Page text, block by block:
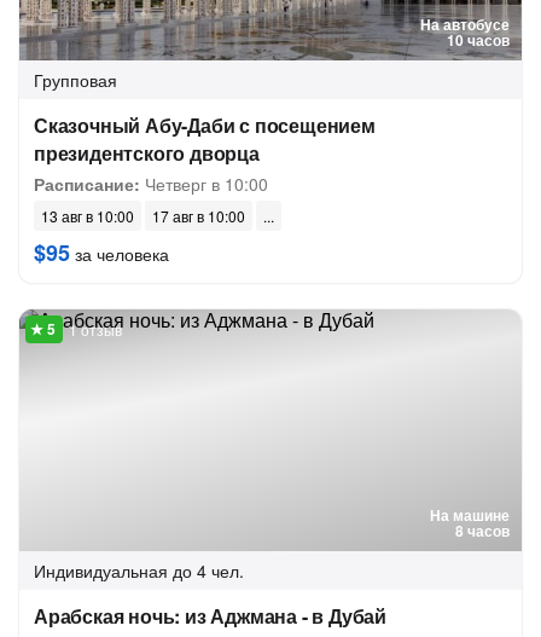
На автобусе
10 часов
Групповая
Сказочный Абу-Даби с посещением
президентского дворца
Расписание: Четверг в 10:00
13 авг в 10:00 17 авг в 10:00
$95 за человека
На машине
8 часов
1 отзыв
Индивидуальная до 4 чел.
Арабская ночь: из Аджмана - в Дубай